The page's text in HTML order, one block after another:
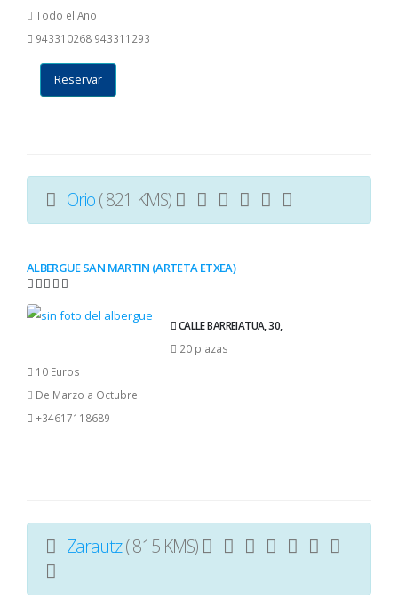
Todo el Año
943310268 943311293
Reservar
Orio( 821 KMS)
ALBERGUE SAN MARTIN (ARTETA ETXEA)
CALLE BARREIATUA, 30,
20 plazas
10 Euros
De Marzo a Octubre
+34617118689
Zarautz( 815 KMS)